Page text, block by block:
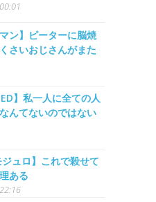
ン】ピーターに脳焼
さいおじさんがまた
】私一人に全ての人
んてないのではない
ジュロ】これで殺せて
ある